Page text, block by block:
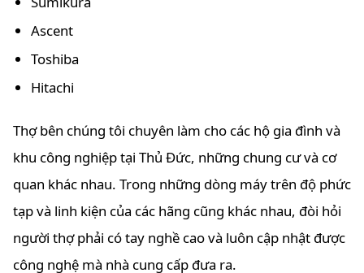
Ascent
Toshiba
Hitachi
Thợ bên chúng tôi chuyên làm cho các hộ gia đình và
khu công nghiệp tại Thủ Đức, những chung cư và cơ
quan khác nhau. Trong những dòng máy trên độ phức
tạp và linh kiện của các hãng cũng khác nhau, đòi hỏi
người thợ phải có tay nghề cao và luôn cập nhật được
công nghệ mà nhà cung cấp đưa ra.